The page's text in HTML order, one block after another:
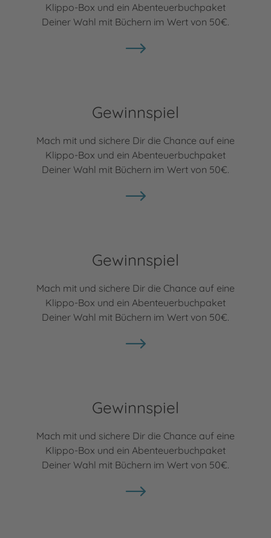
Klippo-Box und ein Abenteuerbuchpaket
Deiner Wahl mit Büchern im Wert von 50€.
Gewinnspiel
Mach mit und sichere Dir die Chance auf eine
Klippo-Box und ein Abenteuerbuchpaket
Deiner Wahl mit Büchern im Wert von 50€.
Gewinnspiel
Mach mit und sichere Dir die Chance auf eine
Klippo-Box und ein Abenteuerbuchpaket
Deiner Wahl mit Büchern im Wert von 50€.
Gewinnspiel
Mach mit und sichere Dir die Chance auf eine
Klippo-Box und ein Abenteuerbuchpaket
Deiner Wahl mit Büchern im Wert von 50€.